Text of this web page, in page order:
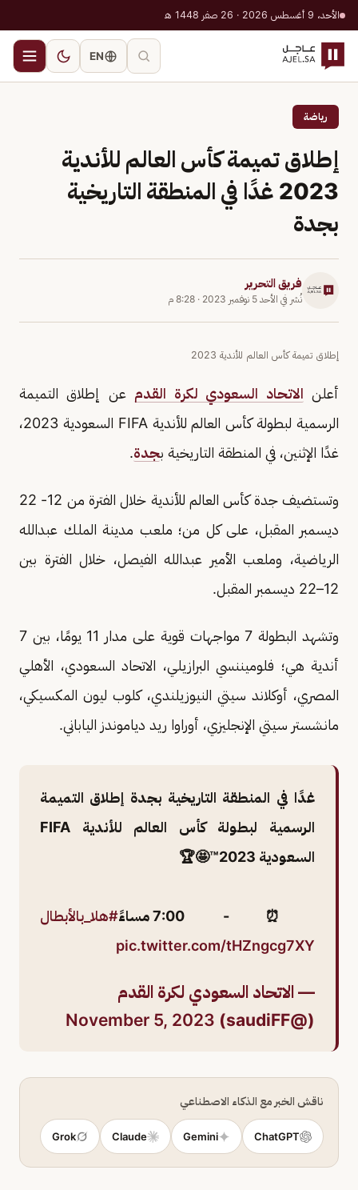
الأحد، 9 أغسطس 2026 · 26 صفر 1448 هـ
EN
رياضة
إطلاق تميمة كأس العالم للأندية
2023 غدًا في المنطقة التاريخية
بجدة
فريق التحرير
نُشر في الأحد 5 نوفمبر 2023 · 8:28 م
إطلاق تميمة كأس العالم للأندية 2023
أعلن الاتحاد السعودي لكرة القدم عن إطلاق التميمة
الرسمية لبطولة كأس العالم للأندية FIFA السعودية 2023،
غدًا الإثنين، في المنطقة التاريخية بجدة.
وتستضيف جدة كأس العالم للأندية خلال الفترة من 12- 22
ديسمبر المقبل، على كل من؛ ملعب مدينة الملك عبدالله
الرياضية، وملعب الأمير عبدالله الفيصل، خلال الفترة بين
12–22 ديسمبر المقبل.
وتشهد البطولة 7 مواجهات قوية على مدار 11 يومًا، بين 7
أندية هي؛ فلوميننسي البرازيلي، الاتحاد السعودي، الأهلي
المصري، أوكلاند سيتي النيوزيلندي، كلوب ليون المكسيكي،
مانشستر سيتي الإنجليزي، أوراوا ريد دياموندز الياباني.
غدًا في المنطقة التاريخية بجدة إطلاق التميمة
الرسمية لبطولة كأس العالم للأندية FIFA
السعودية 2023™️🤩🏆
⏰- 7:00 مساءً
#هلا_بالأبطال
pic.twitter.com/tHZngcg7XY
— الاتحاد السعودي لكرة القدم
(@saudiFF)
November 5, 2023
ناقش الخبر مع الذكاء الاصطناعي
ChatGPT
Gemini
Claude
Grok